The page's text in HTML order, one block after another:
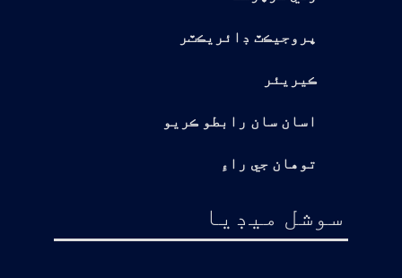
پروجيڪٽ ڊائريڪٽر
ڪيريئر
اسان سان رابطو ڪريو
توهان جي راءِ
سوشل ميڊيا